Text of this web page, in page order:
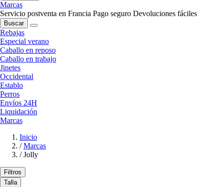
Marcas
Servicio postventa en Francia Pago seguro Devoluciones fáciles
Buscar
Rebajas
Especial verano
Caballo en reposo
Caballo en trabajo
Jinetes
Occidental
Establo
Perros
Envíos 24H
Liquidación
Marcas
Inicio
/ Marcas
/ Jolly
Filtros
Talla